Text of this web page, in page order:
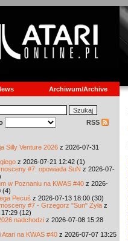
Archiwum/Archive
RSS
Silly Venture 2026 z 2026-07-31
z 2026-07-21 12:42 (1)
#7: opowiada SuN z 2026-07-
w Poznaniu na KWAS #40 z 2026-
(4)
Pecuś z 2026-07-13 18:00 (30)
#7 - Grzegorz "Sun" Żyła z
(12)
nadchodzi z 2026-07-08 15:28
Atari na KWAS #40 z 2026-07-07 13:25